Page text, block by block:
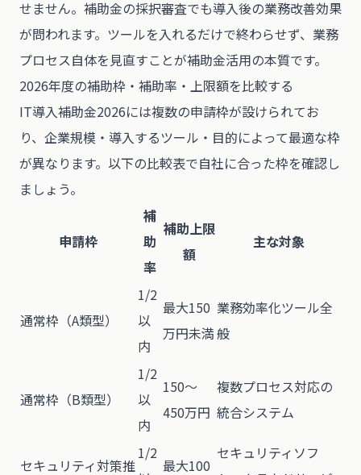
せません。補助金の採択審査でも導入後の業務改善効果
が問われます。ツールを入れるだけで終わらせず、業務
プロセス自体を見直すことが補助金活用の本質です。
2026年度の補助枠・補助率・上限額を比較する
IT導入補助金2026には複数の申請枠が設けられてお
り、企業規模・導入するツール・目的によって最適な枠
が異なります。以下の比較表で自社に合った枠を確認し
ましょう。
申請枠
補
助
率
補助上限
額
主な対象
通常枠（A類型）
1/2
以
内
最大150
万円未満
業務効率化ツール全
般
通常枠（B類型）
1/2
以
内
150〜
450万円
複数プロセス対応の
統合システム
セキュリティ対策推
1/2
最大100
セキュリティソフ